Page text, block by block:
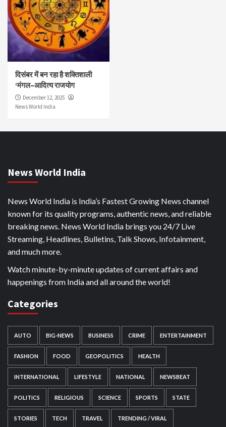
दिसंबर में बन रहा है शक्तिशाली
‘मंगल–आदित्य राजयोग
December 12, 2025
News World India
News World India
News World India is India’s Fastest Growing News channel
known for its quality programs, authentic news, and reliable
breaking news. News World India brings you 24/7 Live
Streaming, Headlines, Bulletins, Talk Shows, Infotainment,
and much more.
Watch minute-by-minute updates of current affairs and
happenings from India and all around the world!
Categories
AUTO BIG-NEWS BUSINESS CRIME ENTERTAINMENT
FASHION FOOD GEOPOLITICS HEALTH
INTERNATIONAL LIFESTYLE NATIONAL NEWSBEAT
POLITICS RELIGIOUS SCIENCE SPORTS STATE
STORIES TECH TRAVEL TRENDING / VIRAL